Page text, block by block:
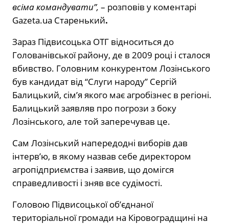
всіма командувати”, – розповів у коментарі
Gazeta.ua Старенький.
Зараз Підвисоцька ОТГ відноситься до
Голованівської району, де в 2009 році і сталося
вбивство. Головним конкурентом Лозінського
був кандидат від “Слуги народу” Сергій
Балицький, сім’я якого має агробізнес в регіоні.
Балицький заявляв про погрози з боку
Лозінського, але той заперечував це.
Сам Лозінський напередодні виборів дав
інтерв’ю, в якому назвав себе директором
агропідприємства і заявив, що домігся
справедливості і зняв все судімості.
Головою Підвисоцької об’єднаної
територіальної громади на Кіровоградщині на